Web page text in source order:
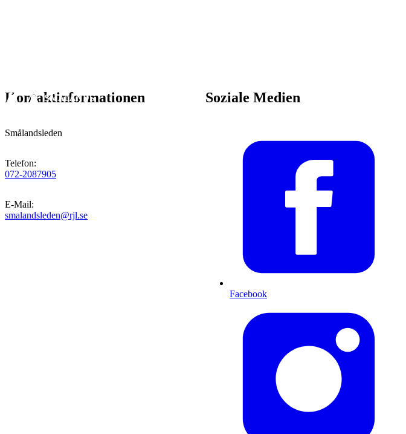
Kontaktinformationen
Smålandsleden
Telefon:
072-2087905
E-Mail:
smalandsleden@rjl.se
Soziale Medien
Facebook